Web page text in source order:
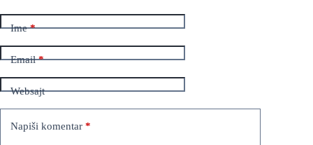
Ime*
Email*
Websajt
Napiši komentar *